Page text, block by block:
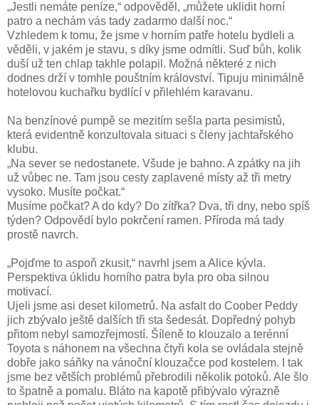
„Jestli nemáte peníze,“ odpověděl, „můžete uklidit horní
patro a nechám vás tady zadarmo další noc.“
Vzhledem k tomu, že jsme v horním patře hotelu bydleli a
věděli, v jakém je stavu, s díky jsme odmítli. Suď bůh, kolik
duší už ten chlap takhle polapil. Možná některé z nich
dodnes drží v tomhle pouštním království. Tipuju minimálně
hotelovou kuchařku bydlící v přilehlém karavanu.
Na benzínové pumpě se mezitím sešla parta pesimistů,
která evidentně konzultovala situaci s členy jachtařského
klubu.
„Na sever se nedostanete. Všude je bahno. A zpátky na jih
už vůbec ne. Tam jsou cesty zaplavené místy až tři metry
vysoko. Musíte počkat.“
Musíme počkat? A do kdy? Do zítřka? Dva, tři dny, nebo spíš
týden? Odpovědí bylo pokrčení ramen. Příroda má tady
prostě navrch.
„Pojďme to aspoň zkusit,“ navrhl jsem a Alice kývla.
Perspektiva úklidu horního patra byla pro oba silnou
motivací.
Ujeli jsme asi deset kilometrů. Na asfalt do Coober Peddy
jich zbývalo ještě dalších tři sta šedesát. Dopředný pohyb
přitom nebyl samozřejmostí. Šíleně to klouzalo a terénní
Toyota s náhonem na všechna čtyři kola se ovládala stejně
dobře jako sáňky na vánoční klouzačce pod kostelem. I tak
jsme bez větších problémů přebrodili několik potoků. Ale šlo
to špatně a pomalu. Bláto na kapotě přibývalo výrazně